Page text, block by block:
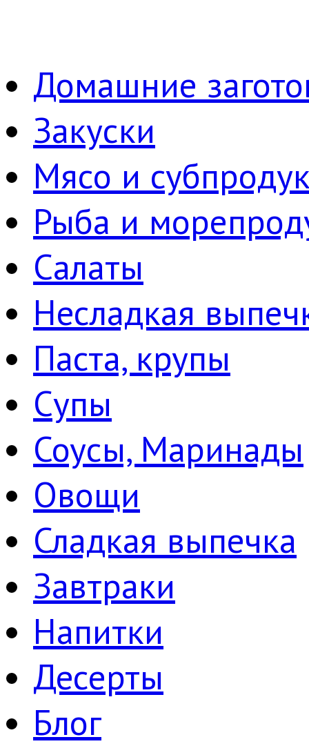
Домашние
Закуски
Мясо и
Рыба и
Салаты
Несладкая
Паста, крупы
Супы
Соусы, Маринады
Овощи
Сладкая выпечка
Завтраки
Напитки
Десерты
Блог